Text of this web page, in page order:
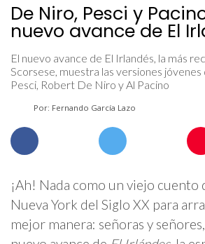
De Niro, Pesci y
nuevo avance de El
El nuevo avance de El Irlandés, la más
Scorsese, muestra las versiones
Pesci, Robert De Niro y Al Pacino
Por: Fernando García Lazo
¡Ah! Nada como un viejo cuento
Nueva York del Siglo XX para
mejor manera: señoras y